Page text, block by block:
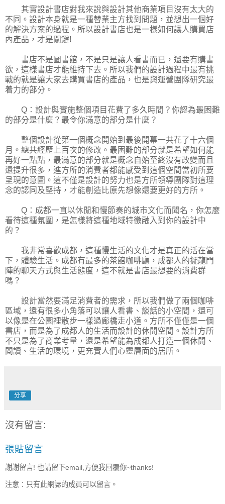
其實設計書店對我來說與設計其他商業項目沒有太大的
不同。設計本身就是一種替業主方找到問題，並想出一個好
的解決方案的過程。所以設計書店也是一樣如何讓人購買店
內產品，才是關鍵!
書店不是圖書館，不是只是讓人看書而已，還要有購書
欲，這樣書店才能維持下去。所以我們的設計過程中最有挑
戰的就是讓大家去購買書店的產品，也是與運營團隊研究最
着力的部分。
Q：設計與實施整個項目花費了多久時間？你認為最困難
的部分是什麼？最令你滿意的部分是什麼？
整個設計從第一個概念開始到最後開幕一共花了十六個
月。總共經歷上百次的修改。最困難的部分就是希望如何能
再好一點點，最滿意的部分就是概念自始至終沒有改變而且
還提升很多，進方所的消費者都能感受到這個空間當初所要
呈現的意圖。這不僅是設計的努力也是方所領導團隊對這理
念的認同及堅持，才能創造比原先想像還要更好的方所。
Q：成都一直以休閒和慢節奏的城市文化而聞名，你怎麼
看待這種氛圍，是怎樣將這種地域特徵融入到你的設計中
的？
我非常喜歡成都，這種慢生活的文化才是真正的活在當
下，體驗生活。成都有最多的茶館咖啡廳，成都人的擺龍門
陣的聊天方式與生活態度，這不就是書店最想要的消費群
嗎？
設計當然要滿足消費者的需求，所以我們做了兩個咖啡
區域，還有很多小角落可以讓人看書、談話的小空間，還可
以像是在公園裡散步一樣過廊橋走小道。方所不僅僅是一個
書店，而是為了成都人的生活而設計的休閒空間。設計方所
不只是為了商業考量，還是希望能為成都人打造一個休閒、
閲讀、生活的環境，更充實人們心靈層面的居所。
分享
沒有留言:
張貼留言
謝謝留言! 也請留下email,方便我回覆你~thanks!
注意：只有此網誌的成員可以留言。